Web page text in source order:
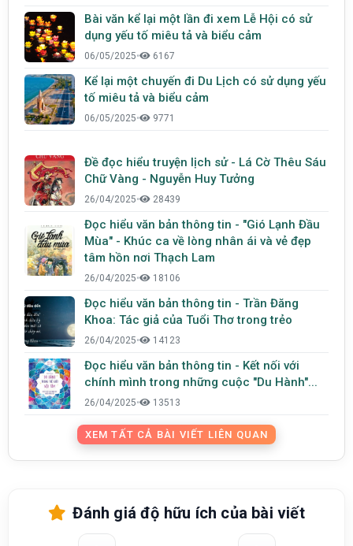
Bài văn kể lại một lần đi xem Lễ Hội có sử
dụng yếu tố miêu tả và biểu cảm
06/05/2025• 6167
Kể lại một chuyến đi Du Lịch có sử dụng yếu
tố miêu tả và biểu cảm
06/05/2025• 9771
Đề đọc hiểu truyện lịch sử - Lá Cờ Thêu Sáu
Chữ Vàng - Nguyễn Huy Tưởng
26/04/2025• 28439
Đọc hiểu văn bản thông tin - "Gió Lạnh Đầu
Mùa" - Khúc ca về lòng nhân ái và vẻ đẹp
tâm hồn nơi Thạch Lam
26/04/2025• 18106
Đọc hiểu văn bản thông tin - Trần Đăng
Khoa: Tác giả của Tuổi Thơ trong trẻo
26/04/2025• 14123
Đọc hiểu văn bản thông tin - Kết nối với
chính mình trong những cuộc "Du Hành"...
26/04/2025• 13513
XEM TẤT CẢ BÀI VIẾT LIÊN QUAN
Đánh giá độ hữu ích của bài viết